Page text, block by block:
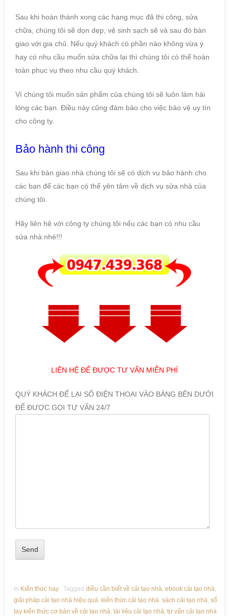
Sau khi hoàn thành xong các hạng mục đã thi công, sửa
chữa, chúng tôi sẽ dọn dẹp, vệ sinh sạch sẽ và sau đó bàn
giao với gia chủ. Nếu quý khách có phần nào không vừa ý
hay có nhu cầu muốn sửa chữa lại thì chúng tôi có thể hoàn
toàn phục vụ theo nhu cầu quý khách.
Vì chúng tôi muốn sản phẩm của chúng tôi sẽ luôn làm hài
lòng các bạn. Điều này cũng đảm bảo cho việc bảo vệ uy tín
cho công ty.
Bảo hành thi công
Sau khi bàn giao nhà chúng tôi sẽ có dịch vụ bảo hành cho
các bạn để các bạn có thể yên tâm về dịch vụ sửa nhà của
chúng tôi.
Hãy liên hệ với công ty chúng tôi nếu các bạn có nhu cầu
sửa nhà nhé!!!
LIÊN HỆ ĐỂ ĐƯỢC TƯ VẤN MIỄN PHÍ
QUÝ KHÁCH ĐỂ LẠI SỐ ĐIỆN THOẠI VÀO BẢNG BÊN DƯỚI
ĐỂ ĐƯỢC GỌI TƯ VẤN 24/7
In Kiến thức hay Tagged điều cần biết về cải tạo nhà, ebook cải tạo nhà,
giải pháp cải tạo nhà hiệu quả, kiến thức cải tạo nhà, sách cải tạo nhà, sổ
tay kiến thức cơ bản về cải tạo nhà, tài liệu cải tạo nhà, tư vấn cải tạo nhà